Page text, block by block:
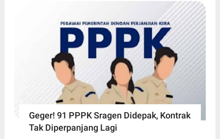
Geger! 91 PPPK Sragen Didepak, Kontrak
Tak Diperpanjang Lagi